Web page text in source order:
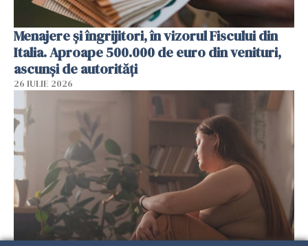
Menajere și îngrijitori, în vizorul Fiscului din
Italia. Aproape 500.000 de euro din venituri,
ascunși de autorități
26 IULIE 2026